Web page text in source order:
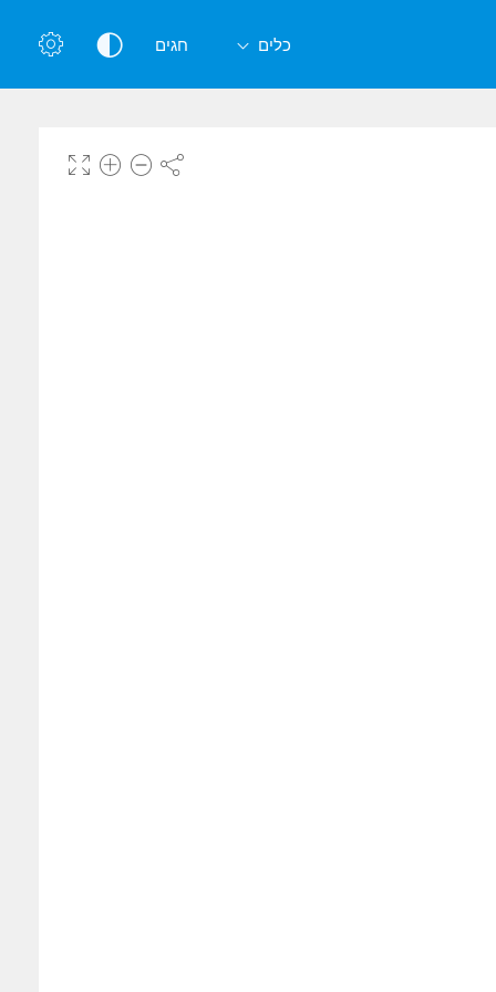
חגים כלים